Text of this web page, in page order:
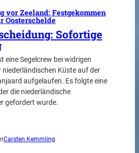
vor Zeeland: Festgekommen
Oosterschelde
Sofortige
eine Segelcrew bei widrigen
niederländischen Küste auf der
aufgelaufen. Es folgte eine
die niederländische
gefordert wurde.
Carsten Kemmling